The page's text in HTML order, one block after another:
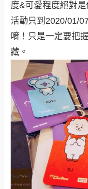
度&可愛程度絕對
活動只到2020/01/
唷！只是一定要把
藏。